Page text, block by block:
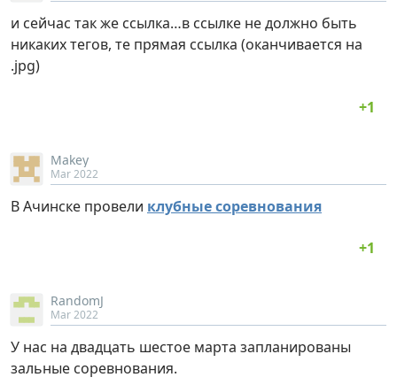
и сейчас так же ссылка…в ссылке не должно быть
никаких тегов, те прямая ссылка (оканчивается на
.jpg)
Makey
Mar 2022
В Ачинске провели клубные соревнования
RandomJ
Mar 2022
У нас на двадцать шестое марта запланированы
зальные соревнования.